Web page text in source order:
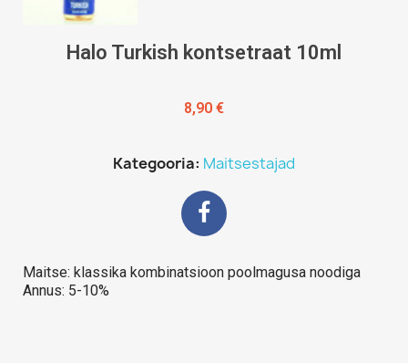
Halo Turkish kontsetraat 10ml
8,90 €
Kategooria Maitsestajad
Maitse: klassika kombinatsioon poolmagusa noodiga
Annus: 5-10%